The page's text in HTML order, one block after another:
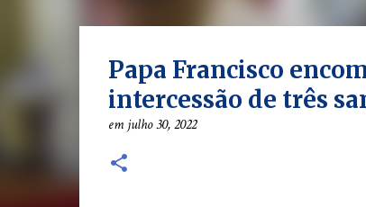
Papa Francisco
intercessão de três
emjulho 30, 2022